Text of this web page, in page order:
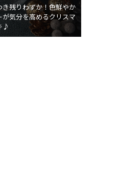
き残りわずか！色鮮やか
が気分を高めるクリスマ
♪